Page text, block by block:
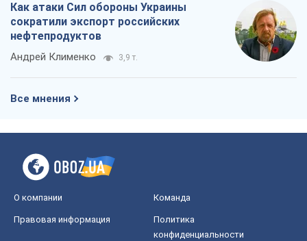
Как атаки Сил обороны Украины
сократили экспорт российских
нефтепродуктов
Андрей Клименко 3,9 т.
Все мнения
О компании Команда
Правовая информация
Политика
конфиденциальности